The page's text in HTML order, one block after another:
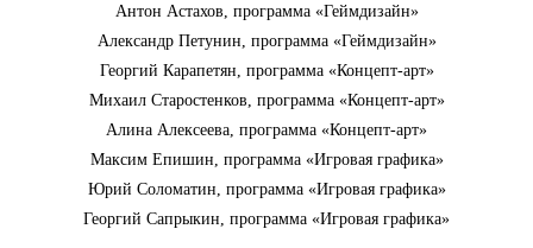
Антон Астахов, программа «Геймдизайн»
Александр Петунин, программа «Геймдизайн»
Георгий Карапетян, программа «Концепт-арт»
Михаил Старостенков, программа «Концепт-арт»
Алина Алексеева, программа «Концепт-арт»
Максим Епишин, программа «Игровая графика»
Юрий Соломатин, программа «Игровая графика»
Георгий Сапрыкин, программа «Игровая графика»